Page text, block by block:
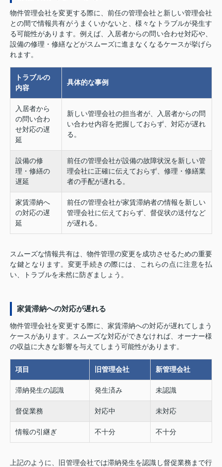
物件管理会社を変更する際に、前任の管理会社と新しい管理会社
との間で情報共有がうまくいかないと、様々なトラブルが発生す
る可能性があります。例えば、入居者からの問い合わせ対応や、
設備の修理・修繕などがスムーズに進まなくなるケースが挙げら
れます。
トラブルの
内容
具体的な事例
入居者から
の問い合わ
せ対応の遅
延
新しい管理会社の担当者が、入居者からの問
い合わせ内容を把握しておらず、対応が遅れ
る。
設備の修
理・修繕の
遅延
前任の管理会社が設備の故障状況を新しい管
理会社に正確に伝えておらず、修理・修繕業
者の手配が遅れる。
家賃滞納へ
の対応の遅
延
前任の管理会社が家賃滞納者の情報を新しい
管理会社に伝えておらず、督促状の送付など
が遅れる。
スムーズな情報共有は、物件管理の変更を成功させるための重要
な鍵となります。変更手続きの際には、これらの点に注意を払
い、トラブルを未然に防ぎましょう。
家賃滞納への対応が遅れる
物件管理会社を変更する際に、家賃滞納への対応が遅れてしまう
ケースがあります。スムーズな対応ができなければ、オーナー様
の収益に大きな影響を与えてしまう可能性があります。
項目 旧管理会社 新管理会社
滞納発生の認識 発生済み 未認識
督促業務 対応中 未対応
情報の引継ぎ 不十分 不十分
上記のように、旧管理会社では滞納発生を認識し督促業務まで行